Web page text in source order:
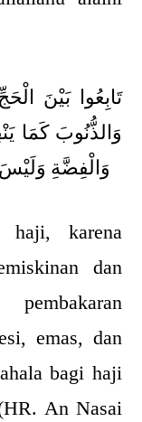
تَابِعُوا بَيْنَ
وَالذُّنُوبَ كَمَا
وَالْفِضَّةِ وَلَيْسَ
haji, karena
dan
emas, dan
bagi haji
An Nasai